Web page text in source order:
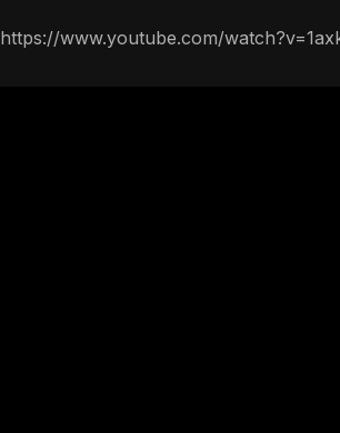
https://www.youtube.com/